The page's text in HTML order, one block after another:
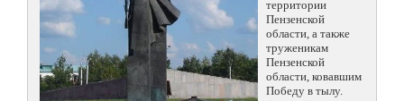
территории
Пензенской
области, а также
труженикам
Пензенской
области, ковавшим
Победу в тылу.